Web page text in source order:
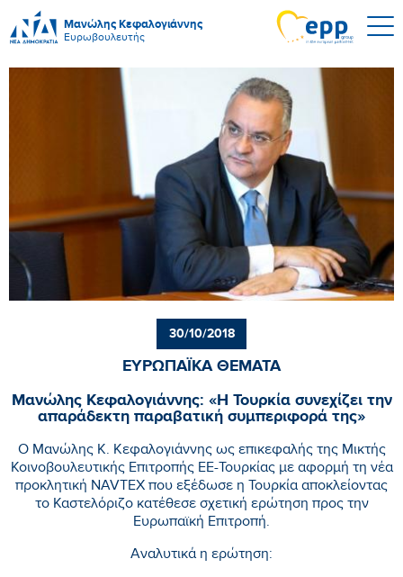
Μανώλης Κεφαλογιάννης
Ευρωβουλευτής
30/10/2018
ΕΥΡΩΠΑΪΚΑ ΘΕΜΑΤΑ
Μανώλης Κεφαλογιάννης: «Η Τουρκία συνεχίζει την
απαράδεκτη παραβατική συμπεριφορά της»
Ο Μανώλης Κ. Κεφαλογιάννης ως επικεφαλής της Μικτής
Κοινοβουλευτικής Επιτροπής ΕΕ-Τουρκίας με αφορμή τη νέα
προκλητική NAVTEX που εξέδωσε η Τουρκία αποκλείοντας
το Καστελόριζο κατέθεσε σχετική ερώτηση προς την
Ευρωπαϊκή Επιτροπή.
Αναλυτικά η ερώτηση: